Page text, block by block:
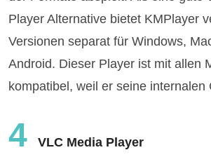
Player Alternative bietet KMPlayer
Versionen separat für Windows,
Android. Dieser Player ist mit allen
kompatibel, weil er seine internalen
4 VLC Media Player